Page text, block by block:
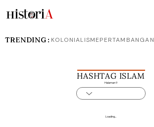
HASHTAG ISLAM
Halaman 9
Loading...
TRENDING : KOLONIALISMEPERTAMBANGAN